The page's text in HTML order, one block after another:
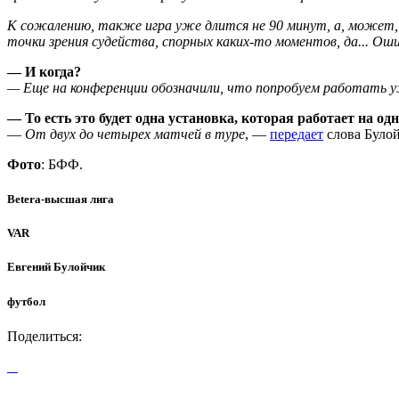
К сожалению, также игра уже длится не 90 минут, а, может,
точки зрения судейства, спорных каких-то моментов, да...
— И когда?
— Еще на конференции обозначили, что попробуем работать
— То есть это будет одна установка, которая работает на
— От двух до четырех матчей в туре, — передает слова
Фото: БФФ.
Betera-высшая лига
VAR
Евгений Булойчик
футбол
Поделиться: